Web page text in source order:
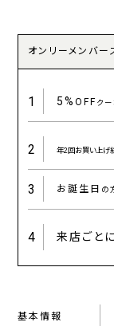
オンリーメンバ
1 5%OFFク
2 年2回お買い上げ
3 お誕生日 の
4 来店ごとに
基本情報